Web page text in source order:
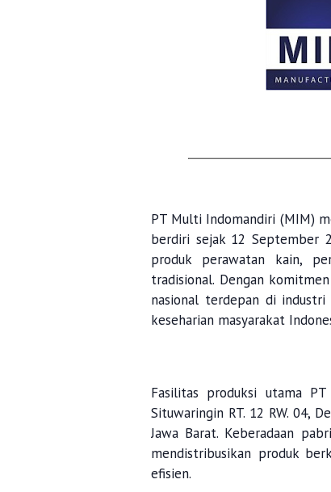
PT Multi Indomandiri (MIM)
berdiri sejak 12 September
produk perawatan kain,
tradisional. Dengan
nasional terdepan di
keseharian masyarakat
Fasilitas produksi utama
Situwaringin RT. 12 RW. 04,
Jawa Barat. Keberadaan
mendistribusikan produk
efisien.